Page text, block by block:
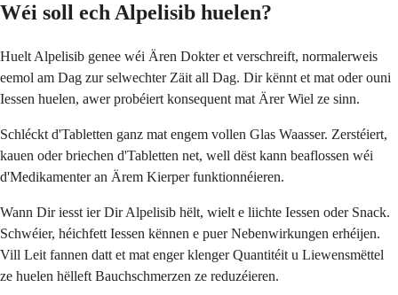
Wéi soll ech Alpelisib huelen?
Huelt Alpelisib genee wéi Ären Dokter et verschreift, normalerweis
eemol am Dag zur selwechter Zäit all Dag. Dir kënnt et mat oder ouni
Iessen huelen, awer probéiert konsequent mat Ärer Wiel ze sinn.
Schléckt d'Tabletten ganz mat engem vollen Glas Waasser. Zerstéiert,
kauen oder briechen d'Tabletten net, well dëst kann beaflossen wéi
d'Medikamenter an Ärem Kierper funktionnéieren.
Wann Dir iesst ier Dir Alpelisib hëlt, wielt e liichte Iessen oder Snack.
Schwéier, héichfett Iessen kënnen e puer Nebenwirkungen erhéijen.
Vill Leit fannen datt et mat enger klenger Quantitéit u Liewensmëttel
ze huelen hëlleft Bauchschmerzen ze reduzéieren.